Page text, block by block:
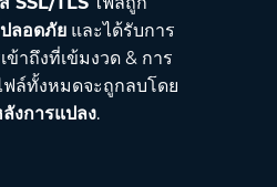
ลอดภัย และได้รับการ
าถึงที่เข้มงวด & การ
ล์ทั้งหมดจะถูกลบโดย
งการแปลง.